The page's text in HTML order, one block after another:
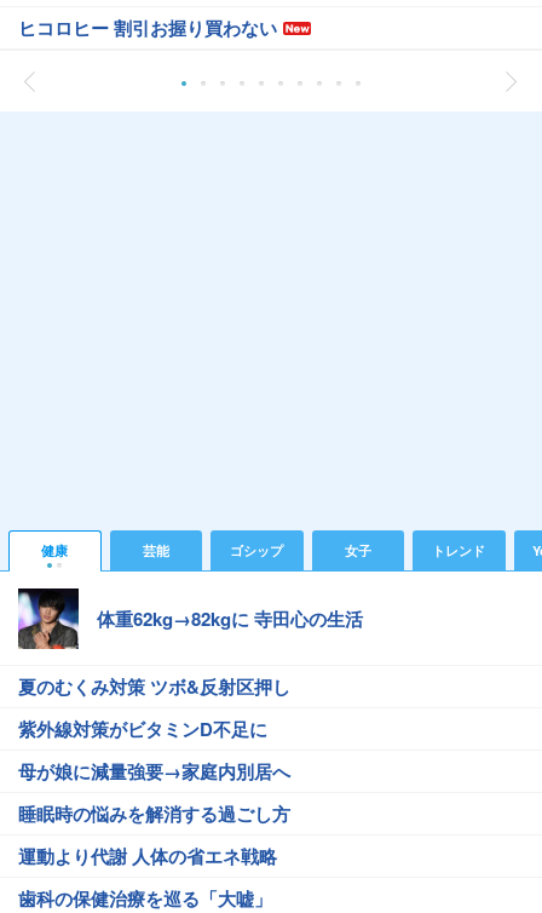
ヒコロヒー 割引お握り買わない
健康 芸能 ゴシップ 女子 トレンド
体重62kg→82kgに 寺田心の生活
夏のむくみ対策 ツボ&反射区押し
紫外線対策がビタミンD不足に
母が娘に減量強要→家庭内別居へ
睡眠時の悩みを解消する過ごし方
運動より代謝 人体の省エネ戦略
歯科の保健治療を巡る「大嘘」